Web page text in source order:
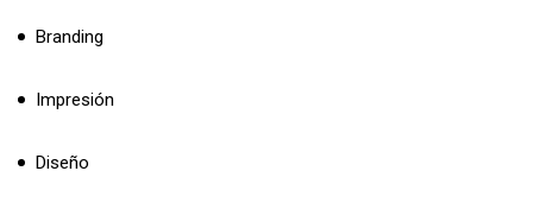
Branding
Impresión
Diseño